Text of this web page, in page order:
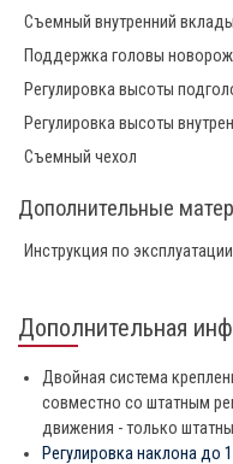
Съемный внутренний
Поддержка головы
Регулировка высоты
Регулировка высоты
Съемный чехол
Дополнительные
Инструкция по эксплуатации
Дополнительная
Двойная система
совместно со штатным
движения - только
Регулировка наклона до